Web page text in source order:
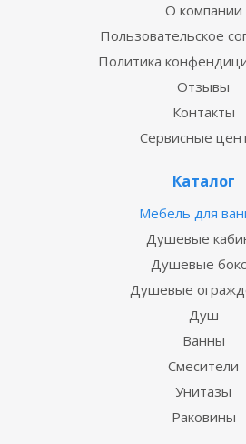
О компании
Пользовательское
Политика
Отзывы
Контакты
Сервисные
Каталог
Мебель для
Душевые
Душевые
Душевые
Душ
Ванны
Смесители
Унитазы
Раковины